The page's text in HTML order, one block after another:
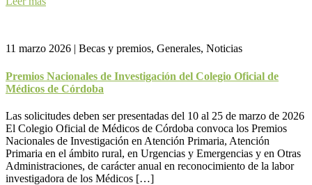
11 marzo 2026 Becas y premios, Generales, Noticias
Premios Nacionales de Investigación del Colegio Oficial de
Médicos de Córdoba
Las solicitudes deben ser presentadas del 10 al 25 de marzo de 2026
El Colegio Oficial de Médicos de Córdoba convoca los Premios
Nacionales de Investigación en Atención Primaria, Atención
Primaria en el ámbito rural, en Urgencias y Emergencias y en Otras
Administraciones, de carácter anual en reconocimiento de la labor
investigadora de los Médicos […]